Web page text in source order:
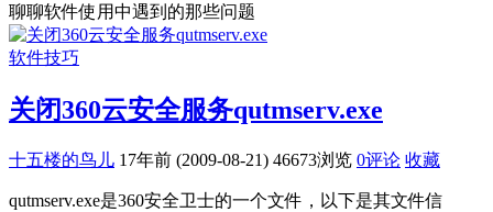
聊聊软件使用中遇到的那些问题
软件技巧
关闭360云安全服务qutmserv.exe
十五楼的鸟儿 17年前 (2009-08-21) 46673浏览 0评论 收藏
qutmserv.exe是360安全卫士的一个文件，以下是其文件信